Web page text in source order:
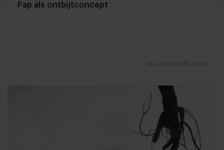
Pap als ontbijtconcept
29 juni 2016 2 min